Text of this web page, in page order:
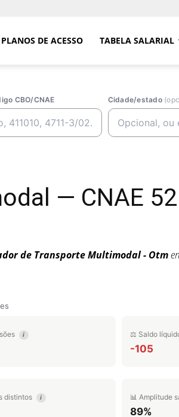
PLANOS DE ACESSO TABELA SALARIAL
CBO/CNAE Cidade/estado
— CNAE
de Transporte Multimodal - Otm
i ⚖️ Saldo
-105
distintos i 📊 Amplitude
89%